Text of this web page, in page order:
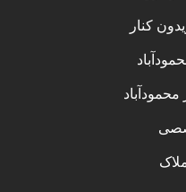
کنار
محمودآباد